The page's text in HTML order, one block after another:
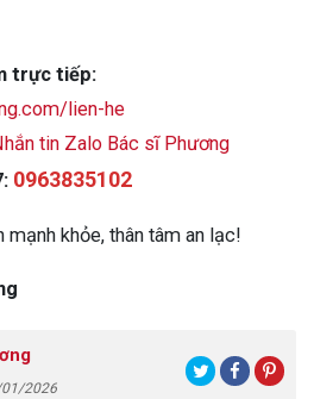
trực tiếp:
lien-he
tin Zalo Bác sĩ Phương
0963835102
mạnh khỏe, thân tâm an lạc!
01/2026